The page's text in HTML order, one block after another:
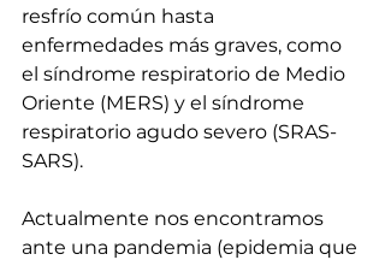
resfrío común hasta
enfermedades más graves, como
el síndrome respiratorio de Medio
Oriente (MERS) y el síndrome
respiratorio agudo severo (SRAS-
SARS).
Actualmente nos encontramos
ante una pandemia (epidemia que